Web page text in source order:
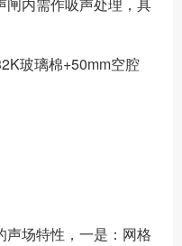
闸内需作吸声处理，具
玻璃棉+50mm空腔
场特性，一是：网格